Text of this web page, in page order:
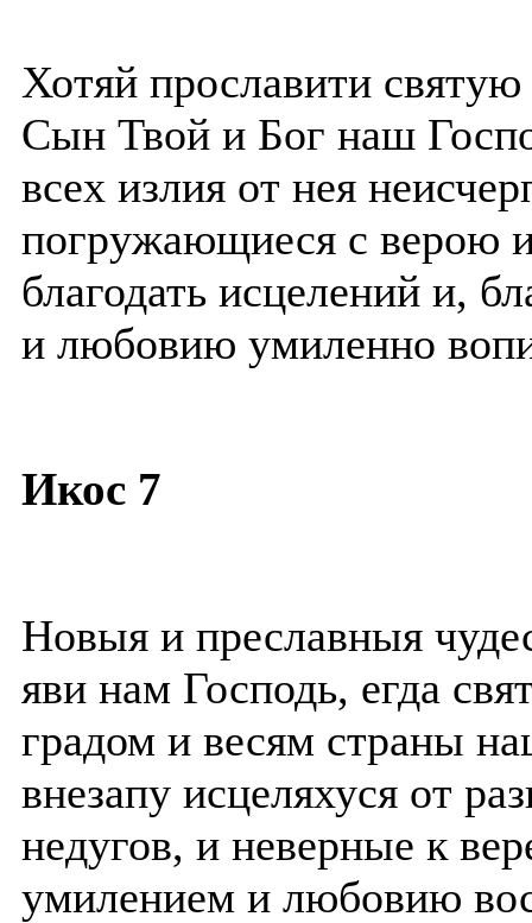
Хотяй прославити
Сын Твой и Бог наш
всех излия от нея
погружающиеся с верою
благодать исцелений и,
и любовию умиленно
Икос 7
Новыя и преславныя
яви нам Господь, егда
градом и весям страны
внезапу исцеляхуся от
недугов, и неверные к
умилением и любовию